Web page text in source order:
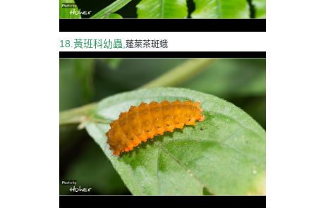
18.黃班科幼蟲, 蓬萊茶斑蛾